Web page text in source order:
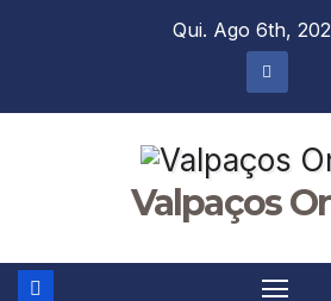
Qui. Ago 6th,
Valpaços